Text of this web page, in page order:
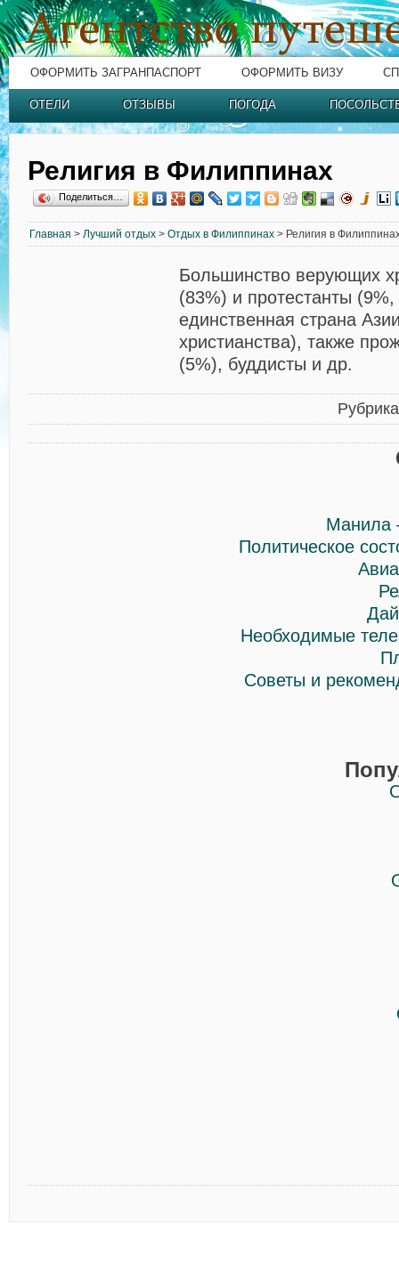
ОФОРМИТЬ ЗАГРАНПАСПОРТ ОФОРМИТЬ ВИЗУ
ОТЕЛИ ОТЗЫВЫ ПОГОДА
Религия в Филиппинах
Поделиться…
Главная > Лучший отдых > Отдых в Филиппинах > Религия в
Большинство верующих
(83%) и протестанты (9%,
единственная страна
христианства), также
(5%), буддисты и др.
Манила
Политическое
Необходимые
Советы и